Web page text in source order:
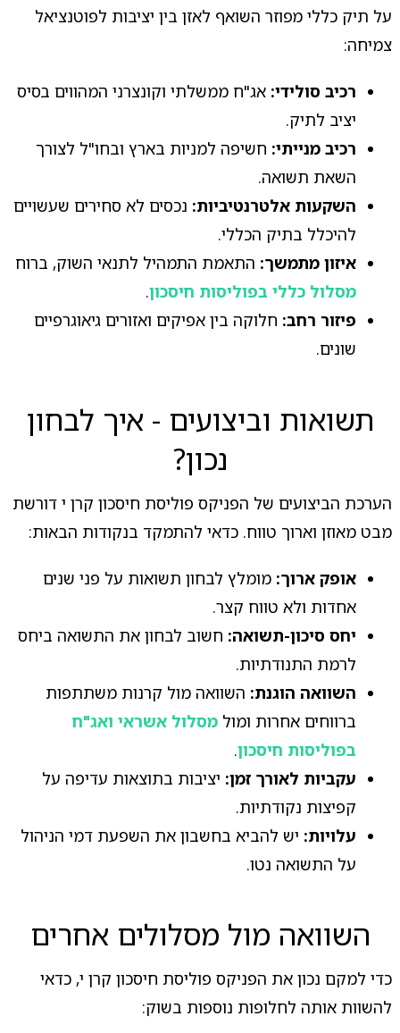
על תיק כללי מפוזר השואף לאזן בין יציבות לפוטנציאל
צמיחה:
רכיב סולידי: אג"ח ממשלתי וקונצרני המהווים בסיס
יציב לתיק.
רכיב מנייתי: חשיפה למניות בארץ ובחו"ל לצורך
השאת תשואה.
השקעות אלטרנטיביות: נכסים לא סחירים שעשויים
להיכלל בתיק הכללי.
איזון מתמשך: התאמת התמהיל לתנאי השוק, ברוח
מסלול כללי בפוליסות חיסכון.
פיזור רחב: חלוקה בין אפיקים ואזורים גיאוגרפיים
שונים.
תשואות וביצועים - איך לבחון
נכון?
הערכת הביצועים של הפניקס פוליסת חיסכון קרן י דורשת
מבט מאוזן וארוך טווח. כדאי להתמקד בנקודות הבאות:
אופק ארוך: מומלץ לבחון תשואות על פני שנים
אחדות ולא טווח קצר.
יחס סיכון-תשואה: חשוב לבחון את התשואה ביחס
לרמת התנודתיות.
השוואה הוגנת: השוואה מול קרנות משתתפות
ברווחים אחרות ומול מסלול אשראי ואג"ח
בפוליסות חיסכון.
עקביות לאורך זמן: יציבות בתוצאות עדיפה על
קפיצות נקודתיות.
עלויות: יש להביא בחשבון את השפעת דמי הניהול
על התשואה נטו.
השוואה מול מסלולים אחרים
כדי למקם נכון את הפניקס פוליסת חיסכון קרן י, כדאי
להשוות אותה לחלופות נוספות בשוק: